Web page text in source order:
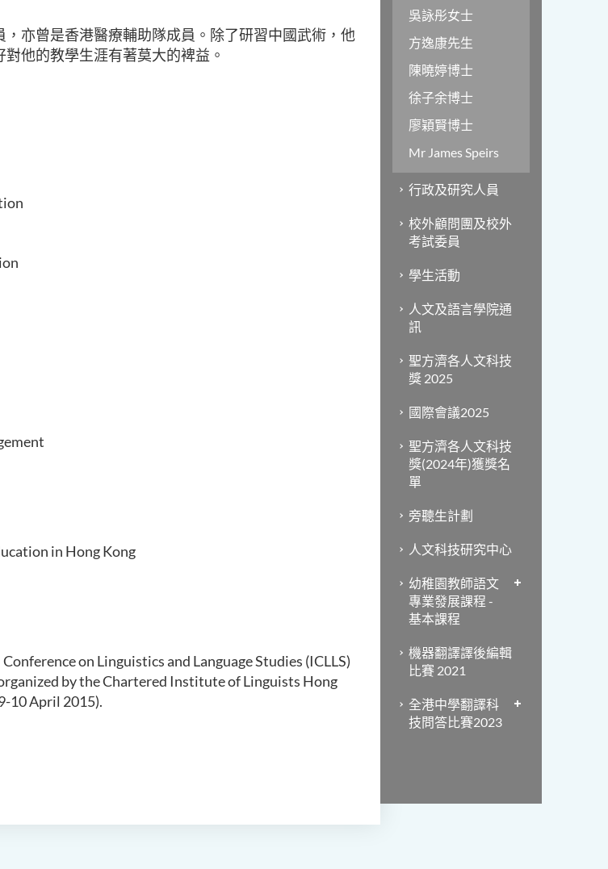
亦曾是香港醫療輔助隊成員。除了研習中國武術，他
他的教學生涯有著莫大的裨益。
in Hong Kong
on Linguistics and Language Studies (ICLLS)
by the Chartered Institute of Linguists Hong
10 April 2015).
吳詠彤女士
方逸康先生
陳曉婷博士
徐子余博士
廖穎賢博士
Mr James Speirs
行政及研究人員
校外顧問團及校外
考試委員
學生活動
人文及語言學院通
訊
聖方濟各人文科技
獎 2025
國際會議2025
聖方濟各人文科技
獎(2024年)獲獎名
單
旁聽生計劃
人文科技研究中心
幼稚園教師語文
專業發展課程 -
基本課程
機器翻譯譯後編輯
比賽 2021
全港中學翻譯科
技問答比賽2023